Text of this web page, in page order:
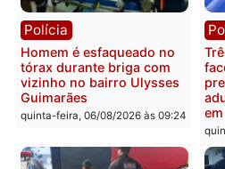
Tragédia na BR-364:
colisão entre caminhão e
carro deixa quatro mortos
em Porto Velho
quinta-feira, 06/08/2026 às 20:51